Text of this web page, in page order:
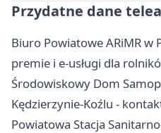
Przydatne dane
Biuro Powiatowe ARiMR w
premie i e-usługi dla
Środowiskowy Dom
Kędzierzynie-Koźlu -
Powiatowa Stacja